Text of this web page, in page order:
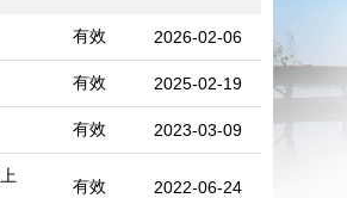
有效 2026-02-06
有效 2025-02-19
有效 2023-03-09
有效 2022-06-24